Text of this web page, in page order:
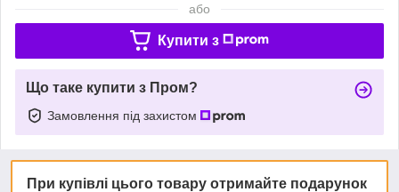
або
Купити з
Що таке купити з Пром?
Замовлення під захистом
При купівлі цього товару отримайте подарунок